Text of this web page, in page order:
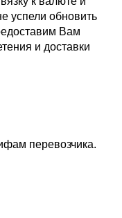
успели обновить
Вам
и доставки
перевозчика.